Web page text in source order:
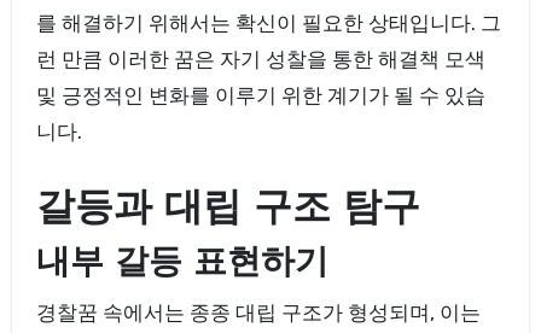
를 해결하기 위해서는 확신이 필요한 상태입니다. 그
런 만큼 이러한 꿈은 자기 성찰을 통한 해결책 모색
및 긍정적인 변화를 이루기 위한 계기가 될 수 있습
니다.
갈등과 대립 구조 탐구
내부 갈등 표현하기
경찰꿈 속에서는 종종 대립 구조가 형성되며, 이는